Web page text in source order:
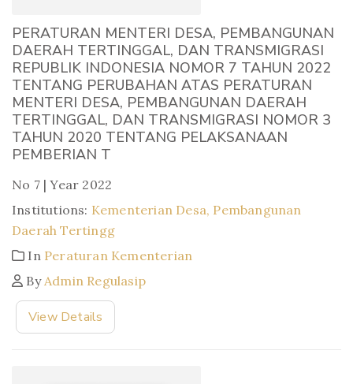
PERATURAN MENTERI DESA, PEMBANGUNAN
DAERAH TERTINGGAL, DAN TRANSMIGRASI
REPUBLIK INDONESIA NOMOR 7 TAHUN 2022
TENTANG PERUBAHAN ATAS PERATURAN
MENTERI DESA, PEMBANGUNAN DAERAH
TERTINGGAL, DAN TRANSMIGRASI NOMOR 3
TAHUN 2020 TENTANG PELAKSANAAN
PEMBERIAN T
No 7 | Year 2022
Institutions: Kementerian Desa, Pembangunan
Daerah Tertingg
In Peraturan Kementerian
By Admin Regulasip
View Details